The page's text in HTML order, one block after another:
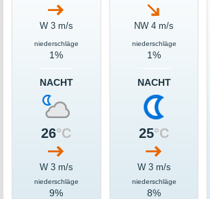
W 3 m/s
niederschläge
1%
NACHT
26°C
W 3 m/s
niederschläge
9%
NW 4 m/s
niederschläge
1%
NACHT
25°C
W 3 m/s
niederschläge
8%